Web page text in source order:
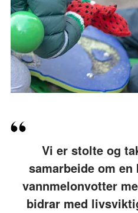
Vi er stolte og
samarbeide om en
vannmelonvotter
bidrar med